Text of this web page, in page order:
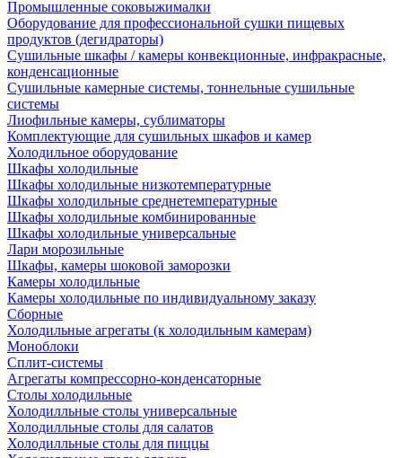
Промышленные соковыжималки
Оборудование для профессиональной сушки пищевых
продуктов (дегидраторы)
Сушильные шкафы / камеры конвекционные, инфракрасные,
конденсационные
Сушильные камерные системы, тоннельные сушильные
системы
Лиофильные камеры, сублиматоры
Комплектующие для сушильных шкафов и камер
Холодильное оборудование
Шкафы холодильные
Шкафы холодильные низкотемпературные
Шкафы холодильные среднетемпературные
Шкафы холодильные комбинированные
Шкафы холодильные универсальные
Лари морозильные
Шкафы, камеры шоковой заморозки
Камеры холодильные
Камеры холодильные по индивидуальному заказу
Сборные
Холодильные агрегаты (к холодильным камерам)
Моноблоки
Сплит-системы
Агрегаты компрессорно-конденсаторные
Столы холодильные
Холодилльные столы универсальные
Холодилльные столы для салатов
Холодилльные столы для пиццы